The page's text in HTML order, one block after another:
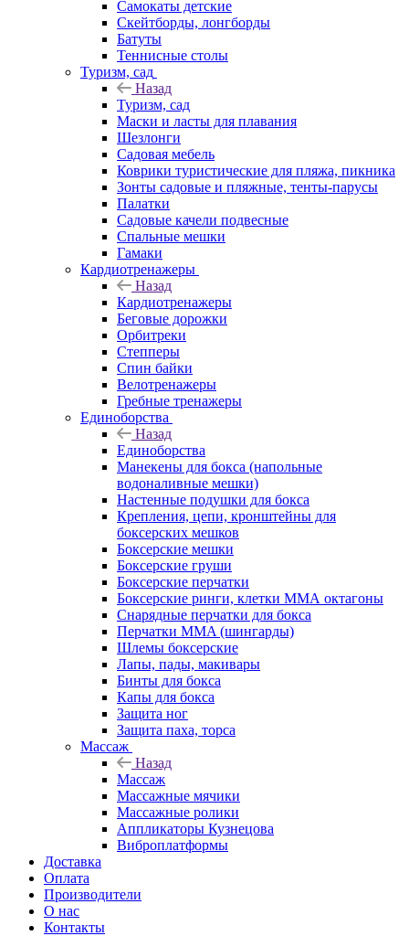
Самокаты детские
Скейтборды, лонгборды
Батуты
Теннисные столы
Туризм, сад
Назад
Туризм, сад
Маски и ласты для плавания
Шезлонги
Садовая мебель
Коврики туристические для пляжа, пикника
Зонты садовые и пляжные, тенты-парусы
Палатки
Садовые качели подвесные
Спальные мешки
Гамаки
Кардиотренажеры
Назад
Кардиотренажеры
Беговые дорожки
Орбитреки
Степперы
Спин байки
Велотренажеры
Гребные тренажеры
Единоборства
Назад
Единоборства
Манекены для бокса (напольные
водоналивные мешки)
Настенные подушки для бокса
Крепления, цепи, кронштейны для
боксерских мешков
Боксерские мешки
Боксерские груши
Боксерские перчатки
Боксерские ринги, клетки ММА октагоны
Снарядные перчатки для бокса
Перчатки MMA (шингарды)
Шлемы боксерские
Лапы, пады, макивары
Бинты для бокса
Капы для бокса
Защита ног
Защита паха, торса
Массаж
Назад
Массаж
Массажные мячики
Массажные ролики
Аппликаторы Кузнецова
Виброплатформы
Доставка
Оплата
Производители
О нас
Контакты